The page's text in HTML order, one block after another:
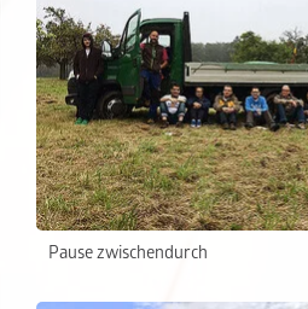
Pause zwischendurch